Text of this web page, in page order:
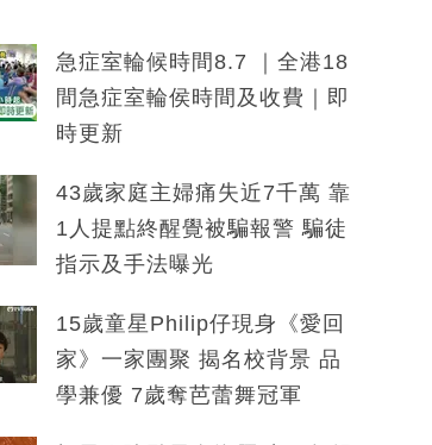
急症室輪候時間8.7 ｜全港18
間急症室輪侯時間及收費｜即
時更新
43歲家庭主婦痛失近7千萬 靠
1人提點終醒覺被騙報警 騙徒
指示及手法曝光
15歲童星Philip仔現身《愛回
家》一家團聚 揭名校背景 品
學兼優 7歲奪芭蕾舞冠軍